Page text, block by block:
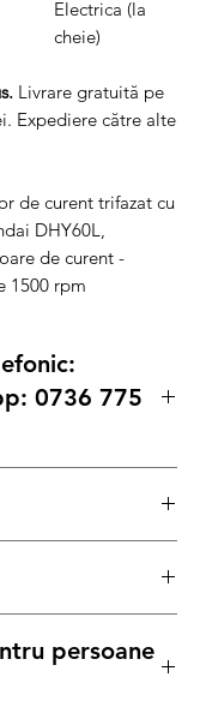
Electrica (la
cheie)
Livrare gratuită pe
Expediere către alte
de curent trifazat cu
DHY60L,
de curent -
1500 rpm
0736 775
sa ne contactati
125
persoane